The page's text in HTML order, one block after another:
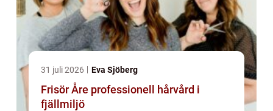
31 juli 2026 Eva Sjöberg
Frisör Åre professionell hårvård i
fjällmiljö